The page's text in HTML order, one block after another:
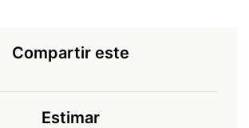
Compartir este
Estimar